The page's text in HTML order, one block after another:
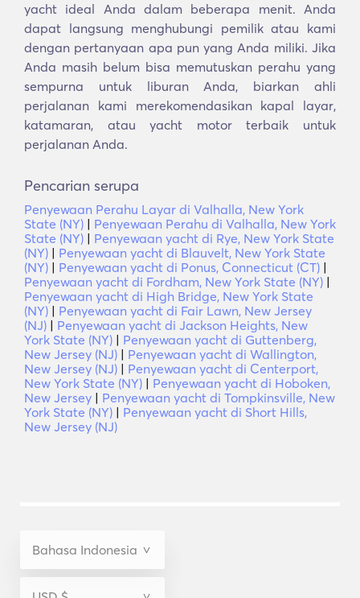
yacht ideal Anda dalam beberapa menit. Anda
dapat langsung menghubungi pemilik atau kami
dengan pertanyaan apa pun yang Anda miliki. Jika
Anda masih belum bisa memutuskan perahu yang
sempurna untuk liburan Anda, biarkan ahli
perjalanan kami merekomendasikan kapal layar,
katamaran, atau yacht motor terbaik untuk
perjalanan Anda.
Pencarian serupa
Penyewaan Perahu Layar di Valhalla, New York
State (NY) | Penyewaan Perahu di Valhalla, New York
State (NY) | Penyewaan yacht di Rye, New York State
(NY) | Penyewaan yacht di Blauvelt, New York State
(NY) | Penyewaan yacht di Ponus, Connecticut (CT) |
Penyewaan yacht di Fordham, New York State (NY) |
Penyewaan yacht di High Bridge, New York State
(NY) | Penyewaan yacht di Fair Lawn, New Jersey
(NJ) | Penyewaan yacht di Jackson Heights, New
York State (NY) | Penyewaan yacht di Guttenberg,
New Jersey (NJ) | Penyewaan yacht di Wallington,
New Jersey (NJ) | Penyewaan yacht di Centerport,
New York State (NY) | Penyewaan yacht di Hoboken,
New Jersey | Penyewaan yacht di Tompkinsville, New
York State (NY) | Penyewaan yacht di Short Hills,
New Jersey (NJ)